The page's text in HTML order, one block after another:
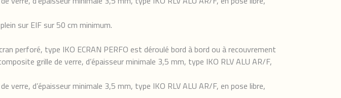
sur EIF sur 50 cm minimum.
perforé, type IKO ECRAN PERFO est déroulé bord à bord ou à recouvrement
grille de verre, d’épaisseur minimale 3,5 mm, type IKO RLV ALU AR/F,
verre, d’épaisseur minimale 3,5 mm, type IKO RLV ALU AR/F, en pose libre,